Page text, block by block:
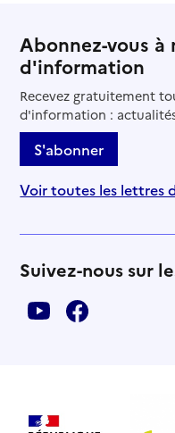
Abonnez-vous
d'information
Recevez gratuitement
d'information :
S'abonner
Voir toutes les lettres
Suivez-nous sur